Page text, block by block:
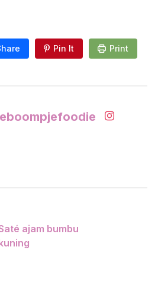
Pin It Print
ajam bumbu